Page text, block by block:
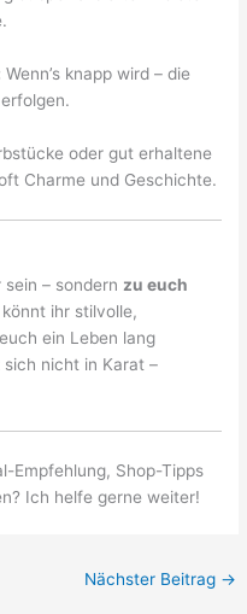
Wenn’s knapp wird – die
oder gut erhaltene
Charme und Geschichte.
sein – sondernzu euch
ihr stilvolle,
ein Leben lang
nicht in Karat –
Empfehlung, Shop-Tipps
Ich helfe gerne weiter!
Nächster Beitrag →